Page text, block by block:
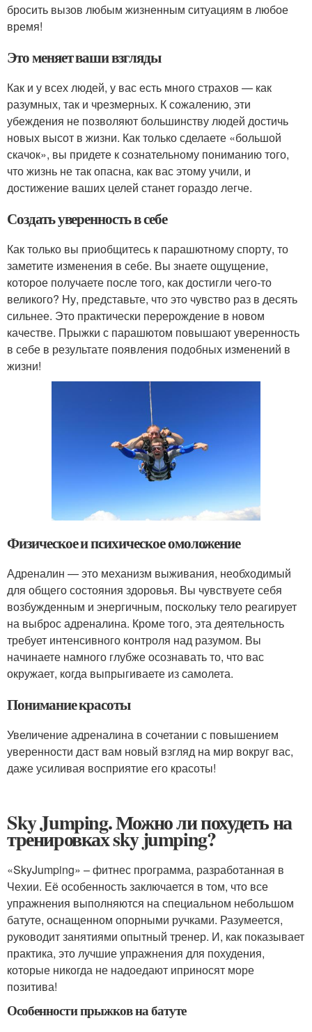
бросить вызов любым жизненным ситуациям в любое
время!
Это меняет ваши взгляды
Как и у всех людей, у вас есть много страхов — как
разумных, так и чрезмерных. К сожалению, эти
убеждения не позволяют большинству людей достичь
новых высот в жизни. Как только сделаете «большой
скачок», вы придете к сознательному пониманию того,
что жизнь не так опасна, как вас этому учили, и
достижение ваших целей станет гораздо легче.
Создать уверенность в себе
Как только вы приобщитесь к парашютному спорту, то
заметите изменения в себе. Вы знаете ощущение,
которое получаете после того, как достигли чего-то
великого? Ну, представьте, что это чувство раз в десять
сильнее. Это практически перерождение в новом
качестве. Прыжки с парашютом повышают уверенность
в себе в результате появления подобных изменений в
жизни!
Физическое и психическое омоложение
Адреналин — это механизм выживания, необходимый
для общего состояния здоровья. Вы чувствуете себя
возбужденным и энергичным, поскольку тело реагирует
на выброс адреналина. Кроме того, эта деятельность
требует интенсивного контроля над разумом. Вы
начинаете намного глубже осознавать то, что вас
окружает, когда выпрыгиваете из самолета.
Понимание красоты
Увеличение адреналина в сочетании с повышением
уверенности даст вам новый взгляд на мир вокруг вас,
даже усиливая восприятие его красоты!
Sky Jumping. Можно ли похудеть на
тренировках sky jumping?
«SkyJumping» – фитнес программа, разработанная в
Чехии. Её особенность заключается в том, что все
упражнения выполняются на специальном небольшом
батуте, оснащенном опорными ручками. Разумеется,
руководит занятиями опытный тренер. И, как показывает
практика, это лучшие упражнения для похудения,
которые никогда не надоедают иприносят море
позитива!
Особенности прыжков на батуте